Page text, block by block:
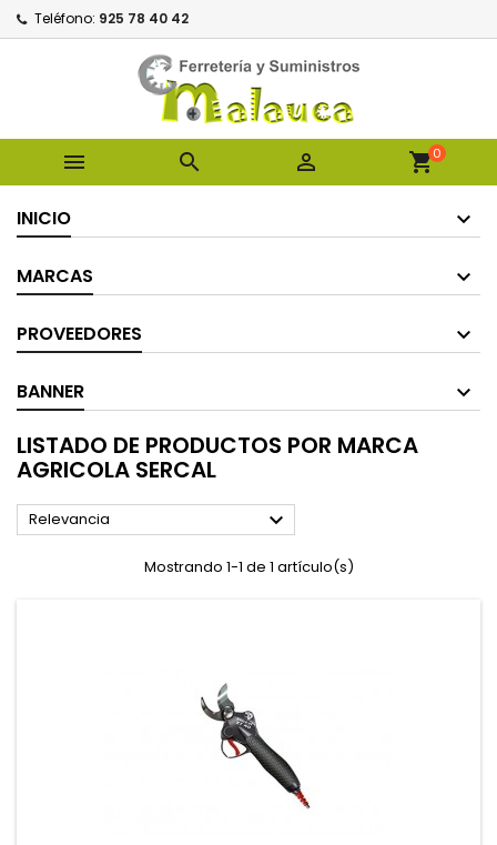
Teléfono: 925 78 40 42
   shopping_cart0
INICIO
MARCAS
PROVEEDORES
BANNER
LISTADO DE PRODUCTOS POR MARCA
AGRICOLA SERCAL
Relevancia 
Mostrando 1-1 de 1 artículo(s)